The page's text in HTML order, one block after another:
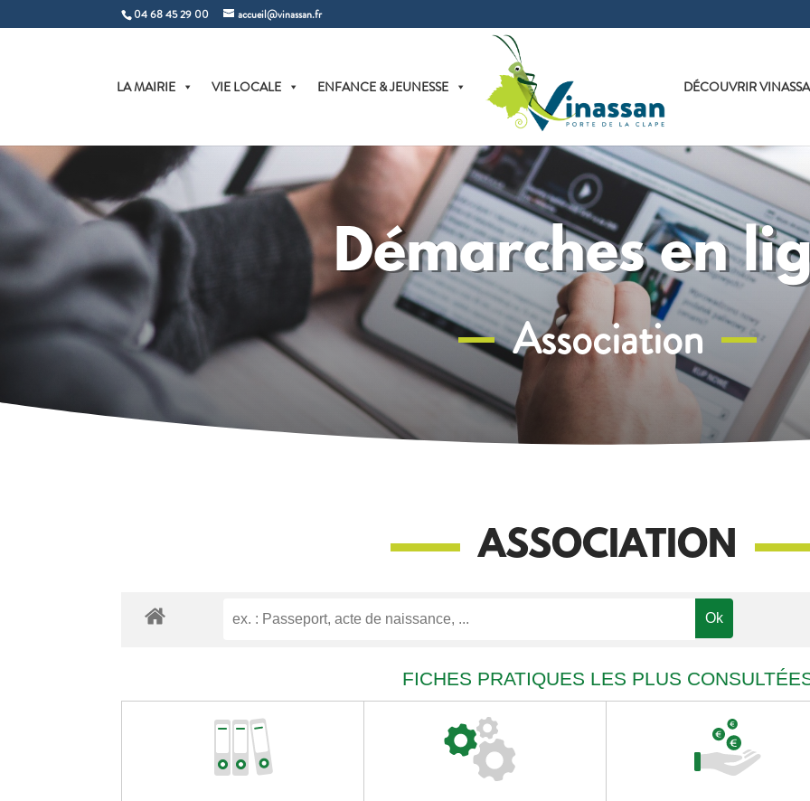
04 68 45 29 00 accueil@vinassan.fr
LA MAIRIE VIE LOCALE ENFANCE & JEUNESSE DÉCOUVRIR
Démarches en
Association
ASSOCIATION
FICHES PRATIQUES LES PLUS